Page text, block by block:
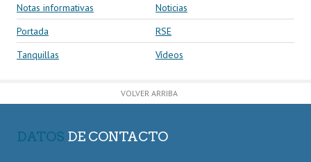
Notas informativas
Noticias
Portada
RSE
Tanquillas
Vídeos
VOLVER ARRIBA
DATOS DE CONTACTO